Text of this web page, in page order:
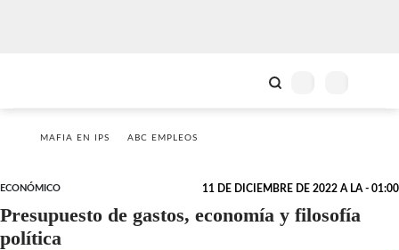
MAFIA EN IPS ABC EMPLEOS
ECONÓMICO 11 DE DICIEMBRE DE 2022 A LA - 01:00
Presupuesto de gastos, economía y filosofía
política